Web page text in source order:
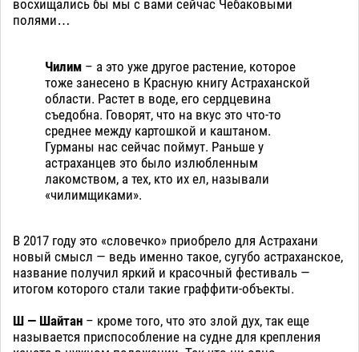
восхищались бы мы с вами сейчас Чебаковыми
полями…
Чилим – а это уже другое растение, которое
тоже занесено в Красную книгу Астраханской
области. Растет в воде, его сердцевина
съедобна. Говорят, что на вкус это что-то
среднее между картошкой и каштаном.
Гурманы нас сейчас поймут. Раньше у
астраханцев это было излюбленным
лакомством, а тех, кто их ел, называли
«чилимщиками».
В 2017 году это «словечко» приобрело для Астрахани
новый смысл — ведь именно такое, сугубо астраханское,
название получил яркий и красочный фестиваль —
итогом которого стали такие граффити-объекты.
Ш — Шайтан – кроме того, что это злой дух, так еще
называется приспособление на судне для крепления